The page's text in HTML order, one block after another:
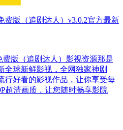
费版（追剧达人）v3.0.2官方最新
费版（追剧达人）影视资源那是
全球新鲜影视，全网独家神剧
行好看的影视作品，让你享受每
超清画质，让您随时畅享影院